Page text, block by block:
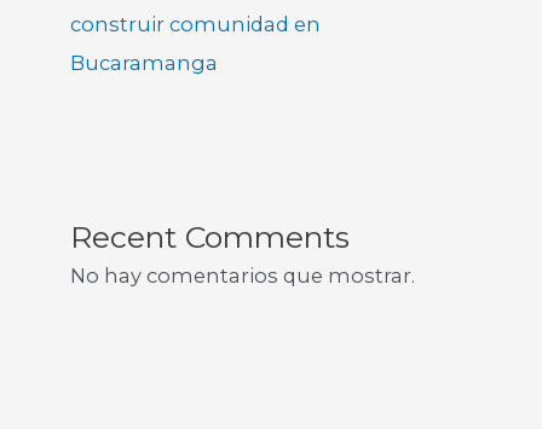
construir comunidad en
Bucaramanga
Recent Comments
No hay comentarios que mostrar.